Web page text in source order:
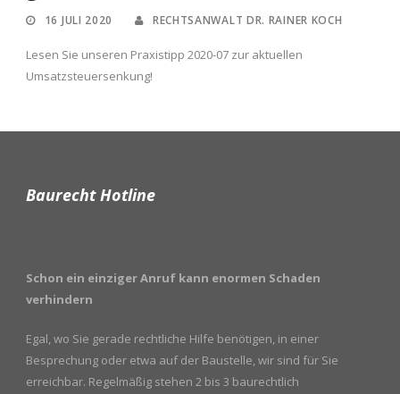
16 JULI 2020 RECHTSANWALT DR. RAINER KOCH
Lesen Sie unseren Praxistipp 2020-07 zur aktuellen
Umsatzsteuersenkung!
Baurecht Hotline
Schon ein einziger Anruf kann enormen Schaden
verhindern
Egal, wo Sie gerade rechtliche Hilfe benötigen, in einer
Besprechung oder etwa auf der Baustelle, wir sind für Sie
erreichbar. Regelmäßig stehen 2 bis 3 baurechtlich